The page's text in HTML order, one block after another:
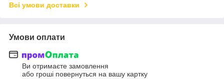
Всі умови доставки
Умови оплати
Ви отримаєте замовлення
або гроші повернуться на вашу картку